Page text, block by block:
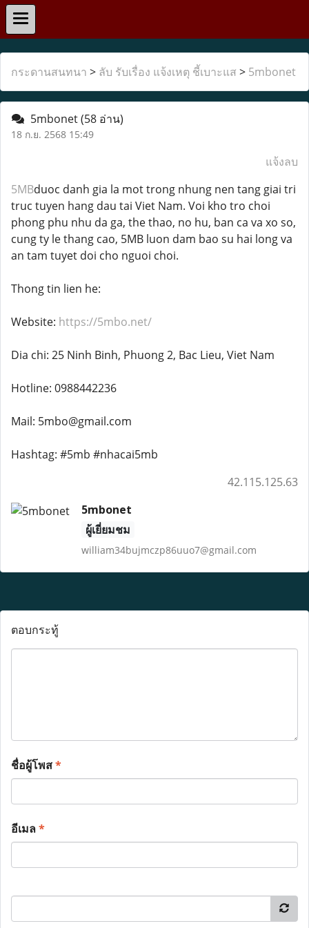
กระดานสนทนา > ลับ รับเรื่อง แจ้งเหตุ ชี้เบาะแส > 5mbonet
5mbonet(58 อ่าน)
18 ก.ย. 2568 15:49
แจ้งลบ
5MBduoc danh gia la mot trong nhung nen tang giai tri
truc tuyen hang dau tai Viet Nam. Voi kho tro choi
phong phu nhu da ga, the thao, no hu, ban ca va xo so,
cung ty le thang cao, 5MB luon dam bao su hai long va
an tam tuyet doi cho nguoi choi.
Thong tin lien he:
Website: https://5mbo.net/
Dia chi: 25 Ninh Binh, Phuong 2, Bac Lieu, Viet Nam
Hotline: 0988442236
Mail: 5mbo@gmail.com
Hashtag: #5mb #nhacai5mb
42.115.125.63
5mbonet
ผู้เยี่ยมชม
william34bujmczp86uuo7@gmail.com
ตอบกระทู้
ชื่อผู้โพส*
อีเมล*